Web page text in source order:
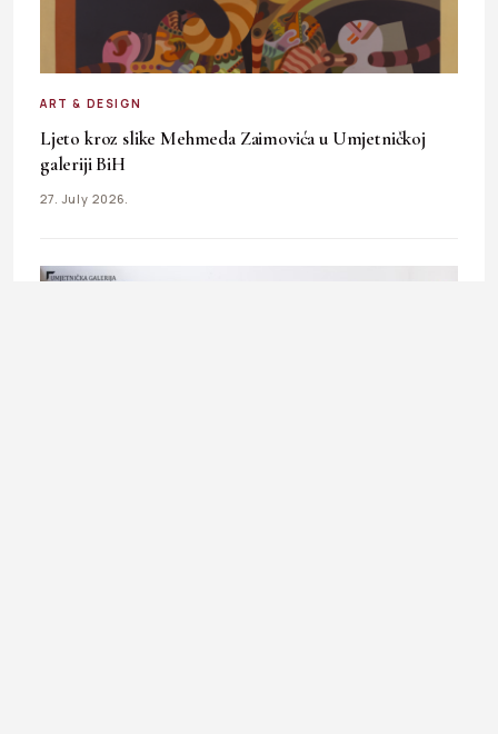
ART & DESIGN
Ljeto kroz slike Mehmeda Zaimovića u Umjetničkoj
galeriji BiH
27. July 2026.